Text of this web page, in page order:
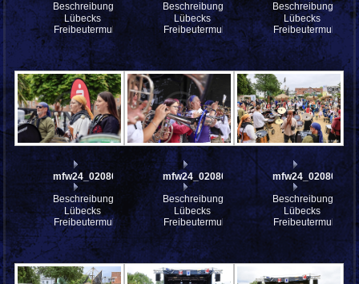
Beschreibung:
Lübecks
Freibeutermukke
Beschreibung:
Lübecks
Freibeutermukke
Beschreibung:
Lübecks
Freibeutermukke
mfw24_0208021
Beschreibung:
Lübecks
Freibeutermukke
mfw24_0208019
Beschreibung:
Lübecks
Freibeutermukke
mfw24_0208017
Beschreibung:
Lübecks
Freibeutermukke